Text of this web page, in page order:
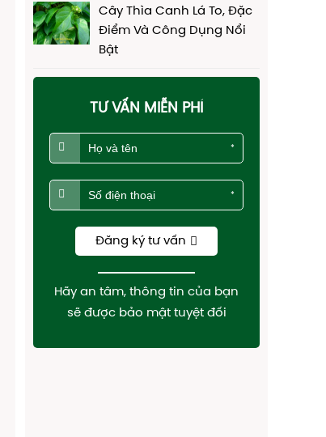
Cây Thìa Canh Lá To, Đặc
Điểm Và Công Dụng Nổi
Bật
TƯ VẤN MIỄN PHÍ
*
*
Đăng ký tư vấn
Hãy an tâm, thông tin của bạn
sẽ được bảo mật tuyệt đối